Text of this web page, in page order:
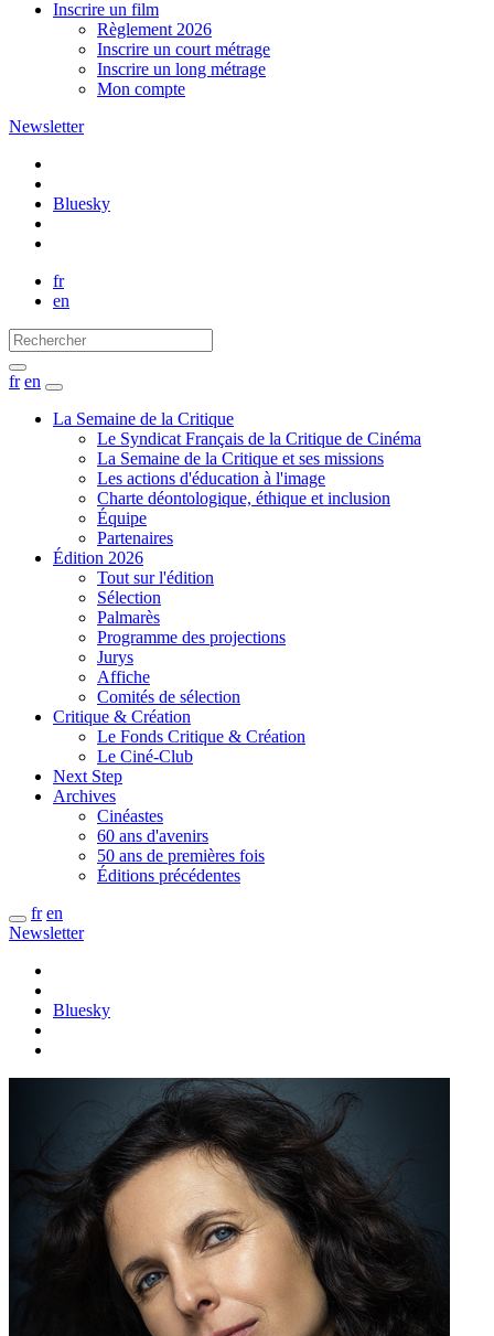
Inscrire un film
Règlement 2026
Inscrire un court métrage
Inscrire un long métrage
Mon compte
Newsletter
Bluesky
fr
en
fr en
La Semaine de la Critique
Le Syndicat Français de la Critique de Cinéma
La Semaine de la Critique et ses missions
Les actions d'éducation à l'image
Charte déontologique, éthique et inclusion
Équipe
Partenaires
Édition 2026
Tout sur l'édition
Sélection
Palmarès
Programme des projections
Jurys
Affiche
Comités de sélection
Critique & Création
Le Fonds Critique & Création
Le Ciné-Club
Next Step
Archives
Cinéastes
60 ans d'avenirs
50 ans de premières fois
Éditions précédentes
fr en
Newsletter
Bluesky